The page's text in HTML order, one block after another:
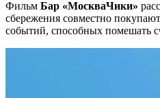
Фильм Бар «МоскваЧики»
сбережения совместно
событий, способных помешать